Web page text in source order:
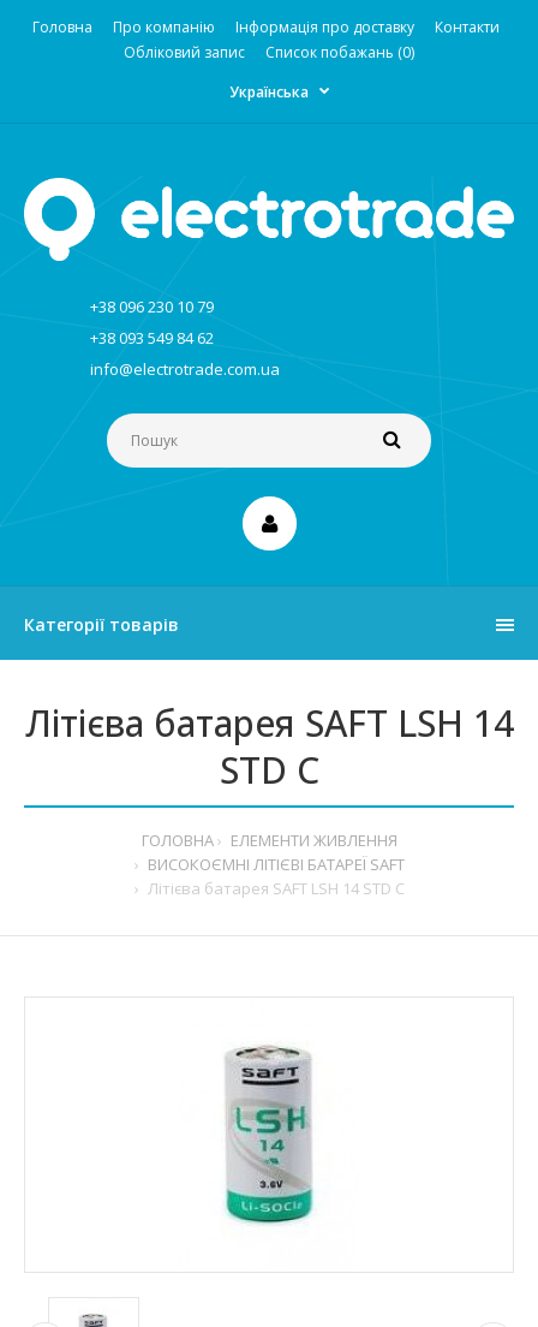
Головна Про компанію Інформація про доставку
Контакти
Обліковий запис
Список побажань (0)
Українська
+38 096 230 10 79
+38 093 549 84 62
info@electrotrade.com.ua
Категорії товарів
Літієва батарея SAFT LSH 14
STD С
ГОЛОВНА
ЕЛЕМЕНТИ ЖИВЛЕННЯ
ВИСОКОЄМНІ ЛІТІЄВІ БАТАРЕЇ SAFT
Літієва батарея SAFT LSH 14 STD С